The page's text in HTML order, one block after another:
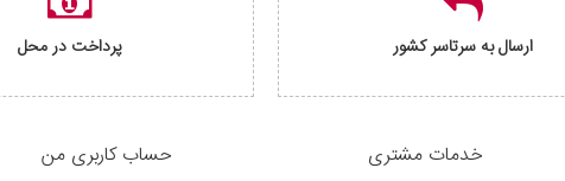
ارسال به سرتاسر کشور پرداخت در محل
خدمات مشتری حساب کاربری من